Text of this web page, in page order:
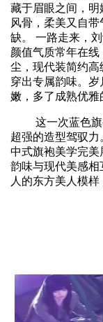
藏于眉眼之间，
风骨，柔美又自
缺。 一路走来，
颜值气质常年在
尘，现代装简约
穿出专属韵味。
嫩，多了成熟优雅
这一次蓝色旗
超强的造型驾驭
中式旗袍美学完
韵味与现代美感
人的东方美人模样